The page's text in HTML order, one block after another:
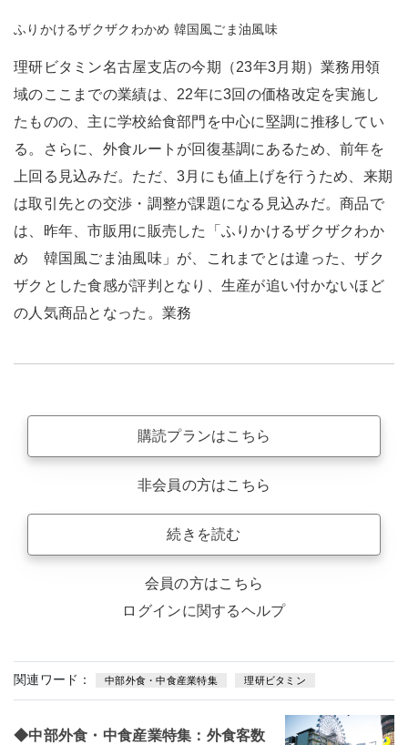
ふりかけるザクザクわかめ 韓国風ごま油風味
理研ビタミン名古屋支店の今期（23年3月期）業務用領
域のここまでの業績は、22年に3回の価格改定を実施し
たものの、主に学校給食部門を中心に堅調に推移してい
る。さらに、外食ルートが回復基調にあるため、前年を
上回る見込みだ。ただ、3月にも値上げを行うため、来期
は取引先との交渉・調整が課題になる見込みだ。商品で
は、昨年、市販用に販売した「ふりかけるザクザクわか
め 韓国風ごま油風味」が、これまでとは違った、ザク
ザクとした食感が評判となり、生産が追い付かないほど
の人気商品となった。業務
購読プランはこちら
非会員の方はこちら
続きを読む
会員の方はこちら
ログインに関するヘルプ
関連ワード： 中部外食・中食産業特集 理研ビタミン
◆中部外食・中食産業特集：外食客数